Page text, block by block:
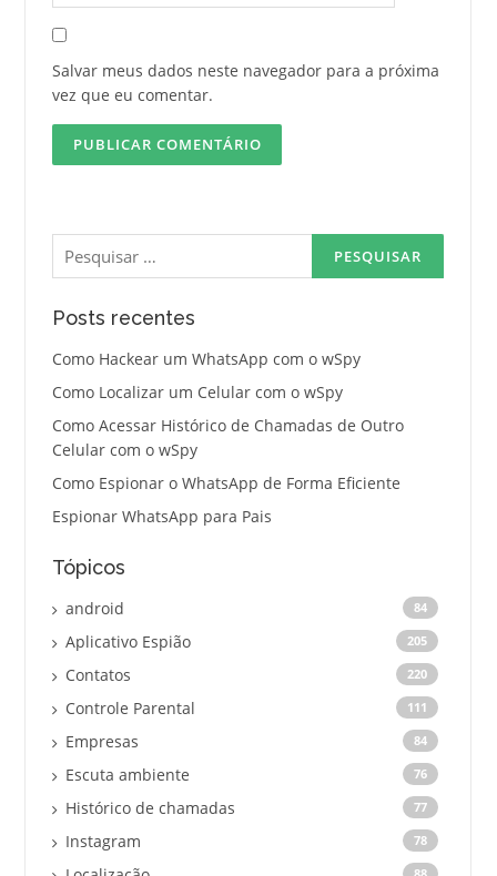
Salvar meus dados neste navegador para a próxima
vez que eu comentar.
Pesquisar
por:
Posts recentes
Como Hackear um WhatsApp com o wSpy
Como Localizar um Celular com o wSpy
Como Acessar Histórico de Chamadas de Outro
Celular com o wSpy
Como Espionar o WhatsApp de Forma Eficiente
Espionar WhatsApp para Pais
Tópicos
android 84
Aplicativo Espião 205
Contatos 220
Controle Parental 111
Empresas 84
Escuta ambiente 76
Histórico de chamadas 77
Instagram 78